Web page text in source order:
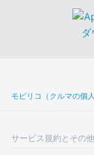
モビリコ（クルマの個人
サービス規約とその